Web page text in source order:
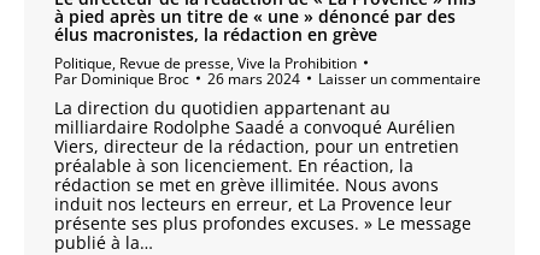
à pied après un titre de « une » dénoncé par des
élus macronistes, la rédaction en grève
Politique, Revue de presse,Vive la Prohibition
Par Dominique Broc 26 mars 2024 Laisser un commentaire
La direction du quotidien appartenant au
milliardaire Rodolphe Saadé a convoqué Aurélien
Viers, directeur de la rédaction, pour un entretien
préalable à son licenciement. En réaction, la
rédaction se met en grève illimitée. Nous avons
induit nos lecteurs en erreur, et La Provence leur
présente ses plus profondes excuses. » Le message
publié à la…